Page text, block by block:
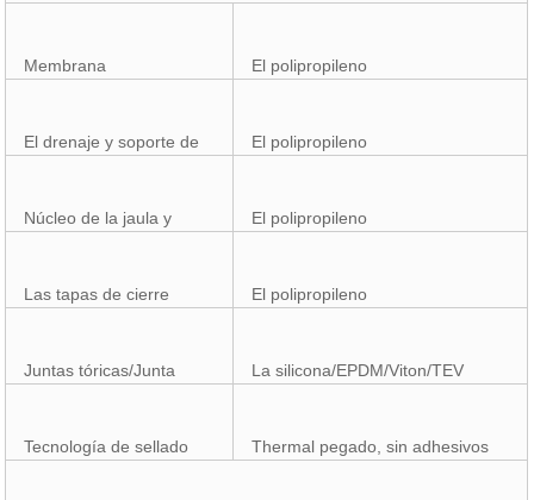
Membrana El polipropileno
El drenaje y soporte de El polipropileno
Núcleo de la jaula y El polipropileno
Las tapas de cierre El polipropileno
Juntas tóricas/Junta La silicona/EPDM/Viton/TEV
Tecnología de sellado Thermal pegado, sin adhesivos